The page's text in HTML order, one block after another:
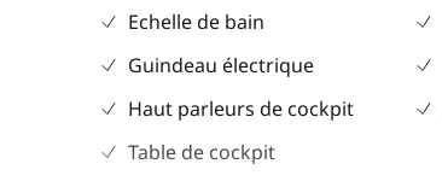
Echelle de bain
Guindeau électrique
Haut parleurs de cockpit
Table de cockpit